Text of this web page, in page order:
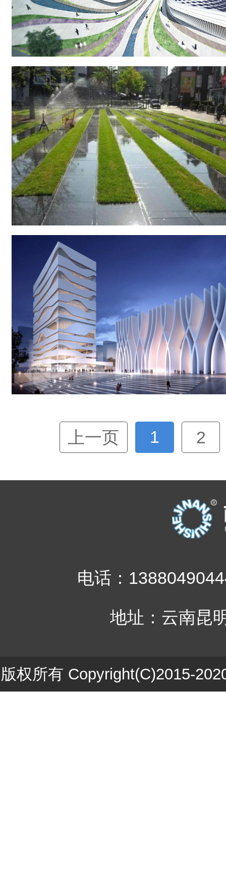
上一页 1 2
电话：
地址：云南昆
版权所有 Copyright(C)2015-